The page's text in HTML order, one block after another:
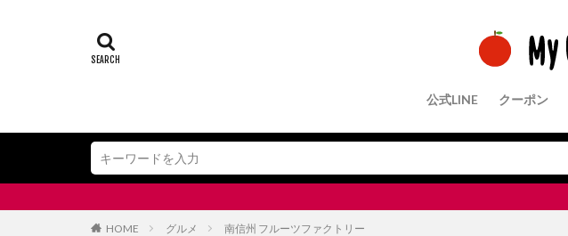
公式LINE クーポン
HOME グルメ 南信州 フルーツファクトリー